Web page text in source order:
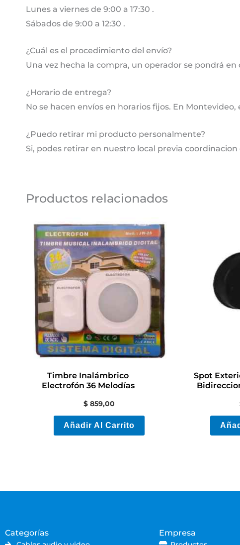
Lunes a viernes de 9:00 a 17:30 .
Sábados de 9:00 a 12:30 .
¿Cuál es el procedimiento del envío?
Una vez hecha la compra, un operador se pondrá
¿Horario de entrega?
No se hacen envíos en horarios fijos. En
¿Puedo retirar mi producto personalmente?
Si, podes retirar en nuestro local previa
Productos relacionados
Timbre Inalámbrico
Electrofón 36 Melodías
$ 859,00
Añadir Al Carrito
Spot
Categorías Empresa